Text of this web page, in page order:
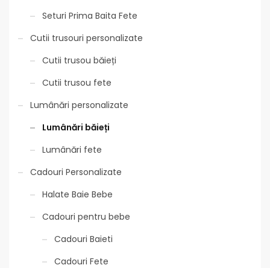
Seturi Prima Baita Fete
Cutii trusouri personalizate
Cutii trusou băieți
Cutii trusou fete
Lumânări personalizate
Lumânări băieți
Lumânări fete
Cadouri Personalizate
Halate Baie Bebe
Cadouri pentru bebe
Cadouri Baieti
Cadouri Fete